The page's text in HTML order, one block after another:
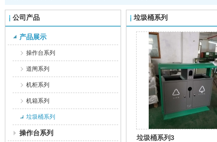
公司产品
产品展示
操作台系列
道闸系列
机柜系列
机箱系列
垃圾桶系列
操作台系列
垃圾桶系列
垃圾桶系列3